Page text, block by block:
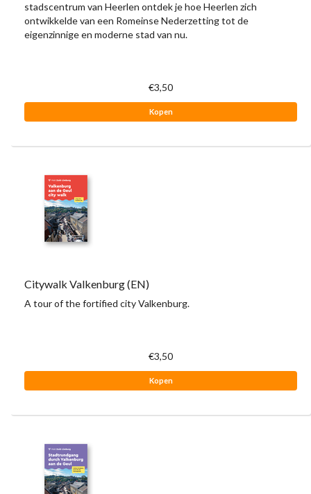
stadscentrum van Heerlen ontdek je hoe Heerlen zich
ontwikkelde van een Romeinse Nederzetting tot de
eigenzinnige en moderne stad van nu.
€3,50
Kopen
Citywalk Valkenburg (EN)
A tour of the fortified city Valkenburg.
€3,50
Kopen